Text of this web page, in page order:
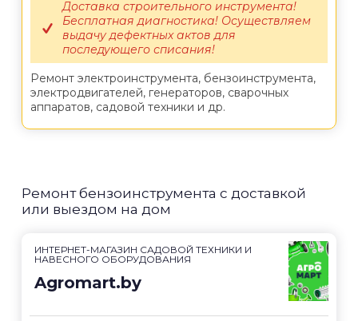
Ремонт электроинструмента, бензоинструмента,
электродвигателей, генераторов, сварочных
аппаратов, садовой техники и др.
Доставка строительного инструмента!
Бесплатная диагностика! Осуществляем
выдачу дефектных актов для
последующего списания!
Ремонт бензоинструмента с доставкой
или выездом на дом
ИНТЕРНЕТ-МАГАЗИН САДОВОЙ ТЕХНИКИ И
НАВЕСНОГО ОБОРУДОВАНИЯ
Agromart.by